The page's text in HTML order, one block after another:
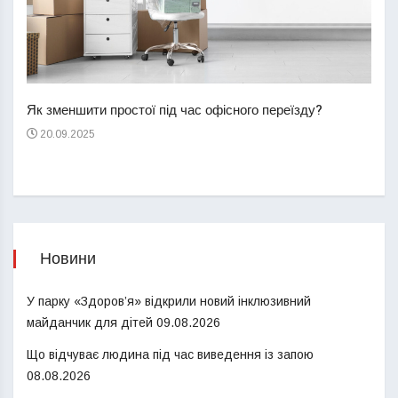
Як зменшити простої під час офісного переїзду?
20.09.2025
Новини
У парку «Здоров’я» відкрили новий інклюзивний
майданчик для дітей 09.08.2026
Що відчуває людина під час виведення із запою
08.08.2026